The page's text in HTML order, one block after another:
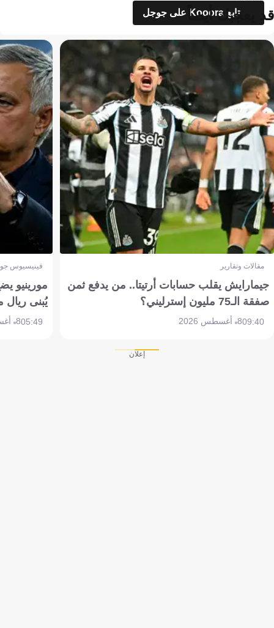
تابع Kooora على جوجل
قد يعجبك أيضاً
مقالات وتقارير
جيمارايش يقلب حسابات أرتيتا.. من يدفع ثمن
صفقة الـ75 مليون إسترليني؟
09:408 أغسطس 2026
فينيسيوس
مورينيو
يُبنى ريال
05:498 أغسطس 2026
إعلان